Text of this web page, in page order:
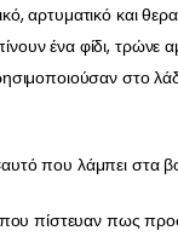
αρτυματικό και
ένα φίδι,
στο
που λάμπει στα
πίστευαν πως